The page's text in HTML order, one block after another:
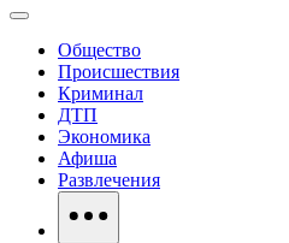
Общество
Происшествия
Криминал
ДТП
Экономика
Афиша
Развлечения